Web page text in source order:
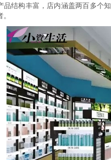
品结构丰富，店内涵盖两百多个